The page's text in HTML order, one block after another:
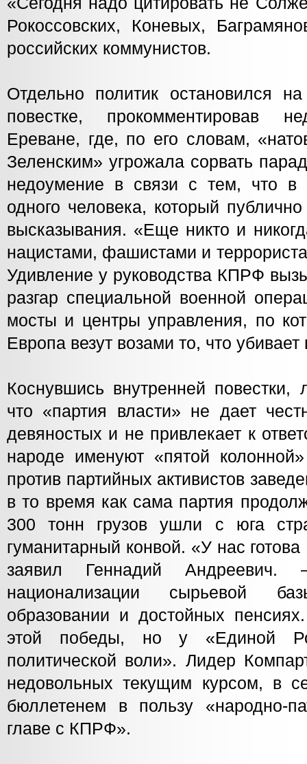
Рокоссовских, Коневых,
российских коммунистов.
Отдельно политик остановился
повестке, прокомментировав
Ереване, где, по его словам,
Зеленским» угрожала сорвать
недоумение в связи с тем, что
одного человека, который
высказывания. «Еще никто и
нацистами, фашистами и
Удивление у руководства КПРФ
разгар специальной военной
мосты и центры управления, по
Европа везут возами то, что
Коснувшись внутренней
что «партия власти» не дает
девяностых и не привлекает к
народе именуют «пятой
против партийных активистов
в то время как сама партия
300 тонн грузов ушли с юга
гуманитарный конвой. «У нас
заявил Геннадий
национализации сырьевой
образовании и достойных
этой победы, но у «Единой
политической воли». Лидер
недовольных текущим курсом, в
бюллетенем в пользу «народно-
главе с КПРФ».